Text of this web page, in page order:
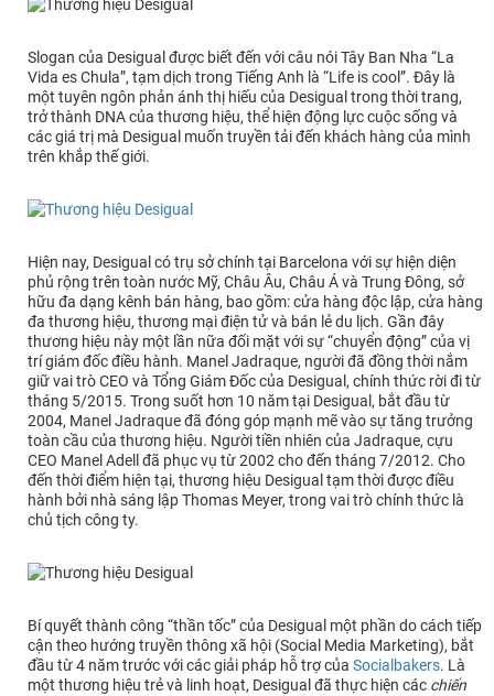
Slogan của Desigual được biết đến với câu nói Tây Ban Nha “La
Vida es Chula”, tạm dịch trong Tiếng Anh là “Life is cool”. Đây là
một tuyên ngôn phản ánh thị hiếu của Desigual trong thời trang,
trở thành DNA của thương hiệu, thể hiện động lực cuộc sống và
các giá trị mà Desigual muốn truyền tải đến khách hàng của mình
trên khắp thế giới.
Hiện nay, Desigual có trụ sở chính tại Barcelona với sự hiện diện
phủ rộng trên toàn nước Mỹ, Châu Âu, Châu Á và Trung Đông, sở
hữu đa dạng kênh bán hàng, bao gồm: cửa hàng độc lập, cửa hàng
đa thương hiệu, thương mại điện tử và bán lẻ du lịch. Gần đây
thương hiệu này một lần nữa đối mặt với sự “chuyển động” của vị
trí giám đốc điều hành. Manel Jadraque, người đã đồng thời nắm
giữ vai trò CEO và Tổng Giám Đốc của Desigual, chính thức rời đi từ
tháng 5/2015. Trong suốt hơn 10 năm tại Desigual, bắt đầu từ
2004, Manel Jadraque đã đóng góp mạnh mẽ vào sự tăng trưởng
toàn cầu của thương hiệu. Người tiền nhiên của Jadraque, cựu
CEO Manel Adell đã phục vụ từ 2002 cho đến tháng 7/2012. Cho
đến thời điểm hiện tại, thương hiệu Desigual tạm thời được điều
hành bởi nhà sáng lập Thomas Meyer, trong vai trò chính thức là
chủ tịch công ty.
Bí quyết thành công “thần tốc” của Desigual một phần do cách tiếp
cận theo hướng truyền thông xã hội (Social Media Marketing), bắt
đầu từ 4 năm trước với các giải pháp hỗ trợ của Socialbakers. Là
một thương hiệu trẻ và linh hoạt, Desigual đã thực hiện các chiến